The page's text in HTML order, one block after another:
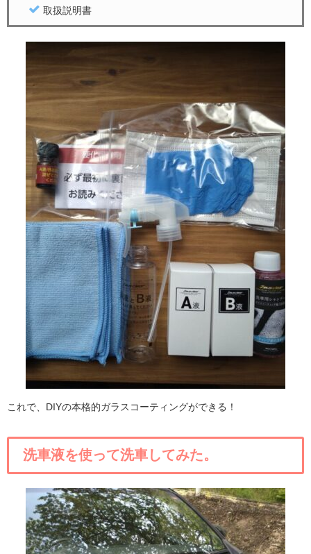
取扱説明書
これで、DIYの本格的ガラスコーティングができる！
洗車液を使って洗車してみた。